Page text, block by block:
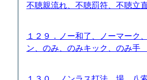
不聴親流れ、不聴罰符、不聴立
１２９．ノー和了、ノーマーク
ン、のみ、のみキック、のみ手